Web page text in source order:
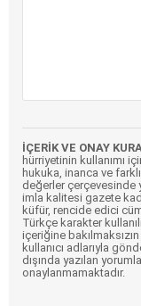
İÇERİK VE ONAY
hürriyetinin kullanımı
hukuka, inanca ve
değerler çerçevesinde
imla kalitesi gazete
küfür, rencide edici
Türkçe karakter
içeriğine
kullanıcı adlarıyla
dışında yazılan
onaylanmamaktadır.